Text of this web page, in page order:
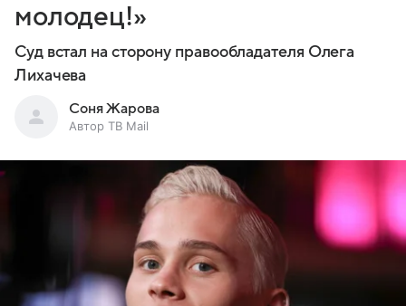
молодец!»
Суд встал на сторону правообладателя Олега
Лихачева
Соня Жарова
Автор ТВ Mail